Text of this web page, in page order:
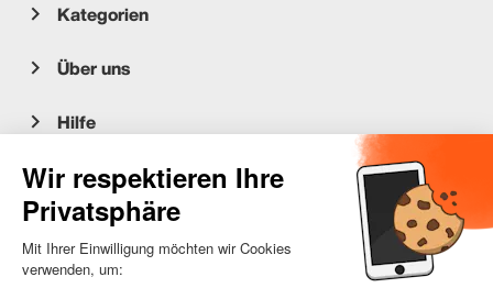
Kategorien
Über uns
Hilfe
Kundenservice
occasion.migros.mobile@recommerce.com
Montag-Freitag 08:00-17:00